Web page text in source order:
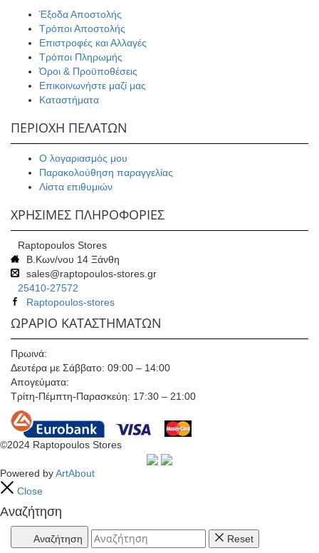
Έξοδα Αποστολής
Τρόποι Αποστολής
Επιστροφές και Αλλαγές
Τρόποι Πληρωμής
Όροι & Προϋποθέσεις
Επικοινωνήστε μαζί μας
Καταστήματα
ΠΕΡΙΟΧΗ ΠΕΛΑΤΩΝ
Ο λογαριασμός μου
Παρακολούθηση παραγγελίας
Λίστα επιθυμιών
ΧΡΗΣΙΜΕΣ ΠΛΗΡΟΦΟΡΙΕΣ
Raptopoulos Stores
Β.Κων/νου 14 Ξάνθη
sales@raptopoulos-stores.gr
25410-27572
Raptopoulos-stores
ΩΡΑΡΙΟ ΚΑΤΑΣΤΗΜΑΤΩΝ
Πρωινά:
Δευτέρα με Σάββατο: 09:00 – 14:00
Απογεύματα:
Τρίτη-Πέμπτη-Παρασκεύη: 17:30 – 21:00
©2024 Raptopoulos Stores
Powered byArtAbout
Close
Αναζήτηση
Αναζήτηση Reset